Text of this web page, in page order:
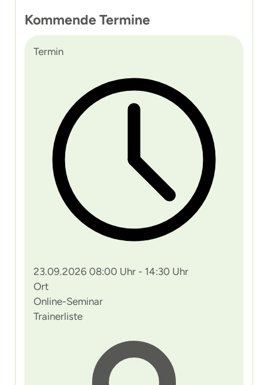
Kommende Termine
Termin
23.09.2026 08:00 Uhr - 14:30 Uhr
Ort
Online-Seminar
Trainerliste